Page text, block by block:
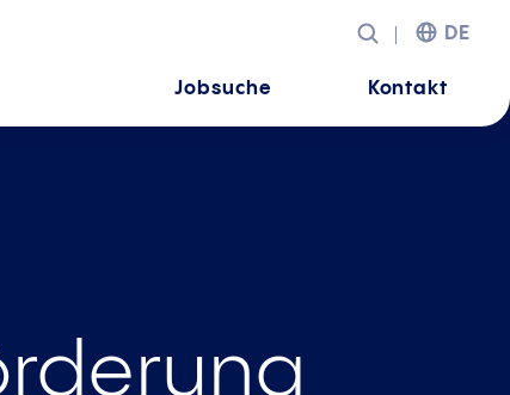
DE
Jobsuche Kontakt